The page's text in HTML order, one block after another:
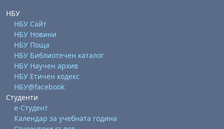
7 agosto
8 agosto
domenica 9 agosto
14 agosto
15 agosto
domenica 16 agosto
21 agosto
22 agosto
domenica 23 agosto
28 agosto
29 agosto
domenica 30 agosto
НБУ
НБУ Сайт
НБУ Новини
НБУ Поща
НБУ Библиотечен каталог
НБУ Научен архив
НБУ Етичен кодекс
НБУ@facebook
Студенти
е-Студент
Календар за учебната година